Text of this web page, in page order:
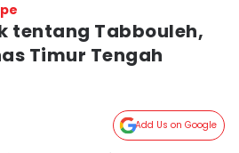
tentang Tabbouleh,
Timur Tengah
Add Us on Google